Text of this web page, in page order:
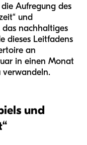
Aufregung des
und
nachhaltiges
dieses Leitfadens
an
in einen Monat
verwandeln.
und